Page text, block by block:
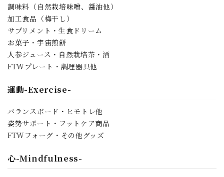
調味料（自然栽培味噌、醤油他）
加工食品（梅干し）
サプリメント・生食ドリーム
お菓子・宇宙煎餅
人参ジュース・自然栽培茶・酒
FTWプレート・調理器具他
運動-Exercise-
バランスボード・ヒモトレ他
姿勢サポート・フットケア商品
FTWフォーグ・その他グッズ
心-Mindfulness-